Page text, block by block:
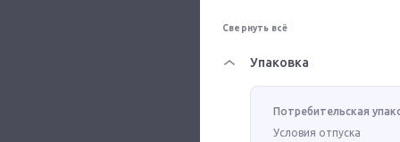
Свернуть всё
Упаковка
Потребительская
Условия отпуска